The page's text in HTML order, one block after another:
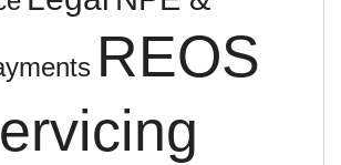
REOS